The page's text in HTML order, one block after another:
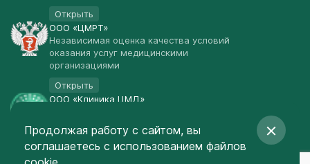
Открыть
ООО «ЦМРТ»
Независимая оценка качества условий
оказания услуг медицинскими
организациями
Открыть
ООО «Клиника ЦМД»
Открыть
© Клиника ЦМД 2003-2026
Продолжая работу с сайтом, вы
соглашаетесь с использованием файлов